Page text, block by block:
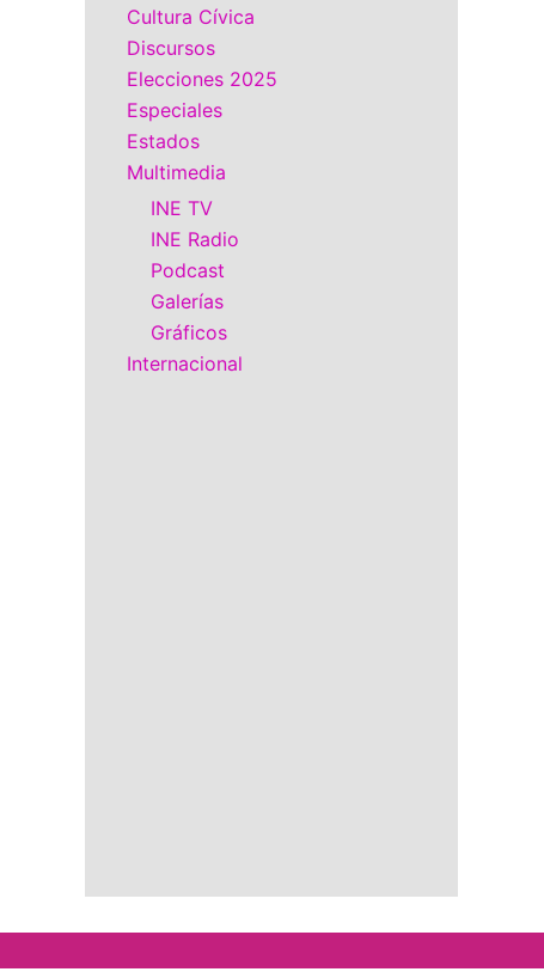
Cultura Cívica
Discursos
Elecciones 2025
Especiales
Estados
Multimedia
INE TV
INE Radio
Podcast
Galerías
Gráficos
Internacional